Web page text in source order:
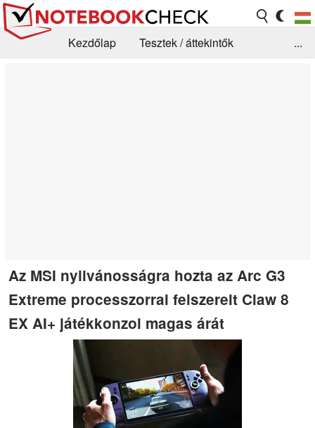
Kezdőlap
Tesztek / áttekintők
...
Az MSI nyilvánosságra hozta az Arc G3
Extreme processzorral felszerelt Claw 8
EX AI+ játékkonzol magas árát